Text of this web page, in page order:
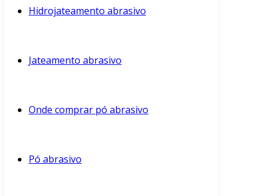
Hidrojateamento abrasivo
Jateamento abrasivo
Onde comprar pó abrasivo
Pó abrasivo